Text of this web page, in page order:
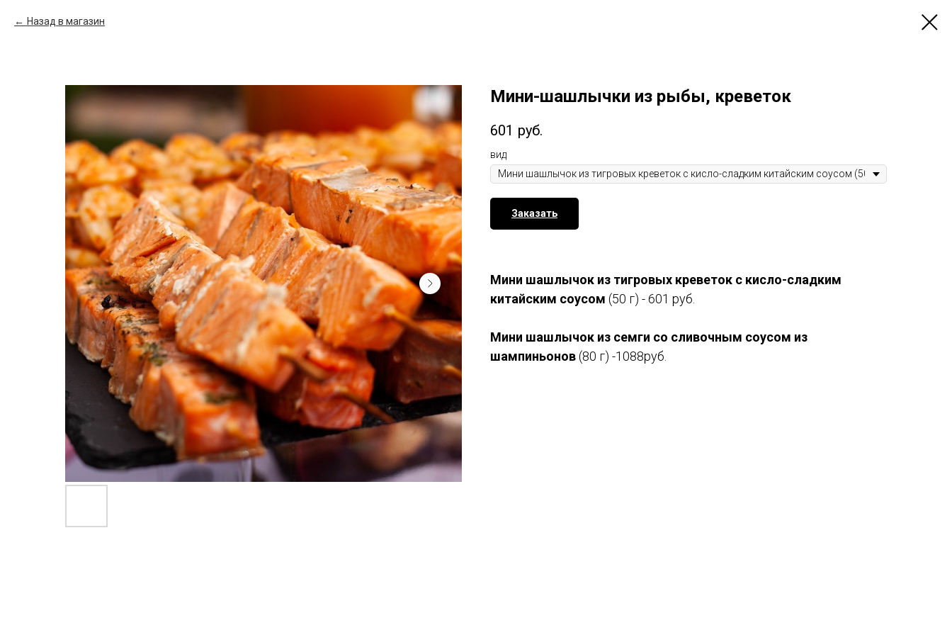
Назад в магазин
Мини-шашлычки из рыбы, креветок
601 руб.
вид
Заказать
Мини шашлычок из тигровых креветок с кисло-сладким
китайским соусом (50 г) - 601 руб.
Мини шашлычок из семги со сливочным соусом из
шампиньонов(80 г) -1088руб.